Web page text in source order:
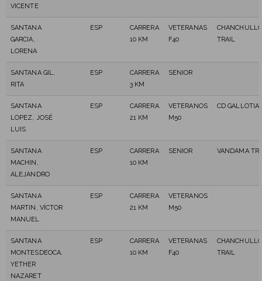
VICENTE
SANTANA
GARCIA,
LORENA
ESP
CARRERA
10 KM
VETERANAS
F40
CHANCHULLO
TRAIL
SANTANA GIL,
RITA
ESP
CARRERA
3 KM
SENIOR
SANTANA
LOPEZ, JOSÉ
LUIS
ESP
CARRERA
21 KM
VETERANOS
M50
CD GALLOTIA
SANTANA
MACHIN,
ALEJANDRO
ESP
CARRERA
10 KM
SENIOR VANDAMA
SANTANA
MARTIN, VÍCTOR
MANUEL
ESP
CARRERA
21 KM
VETERANOS
M50
SANTANA
MONTESDEOCA,
YETHER
NAZARET
ESP
CARRERA
10 KM
VETERANAS
F40
CHANCHULLO
TRAIL